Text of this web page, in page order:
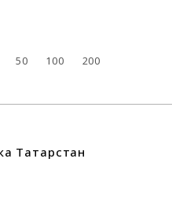
50 100 200
Татарстан